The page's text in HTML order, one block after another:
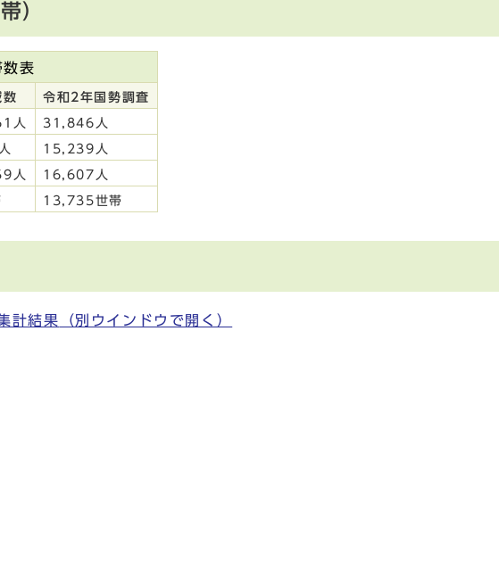
）
表
数 令和2年国勢調査
人 31,846人
15,239人
人 16,607人
13,735世帯
計結果 （別ウインドウで開く）